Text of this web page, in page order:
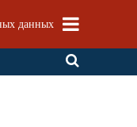
данных